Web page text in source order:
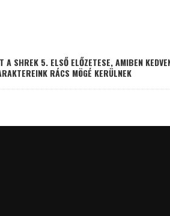
A SHREK 5. ELSŐ ELŐZETESE, AMIBEN
RÁCS MÖGÉ KERÜLNEK